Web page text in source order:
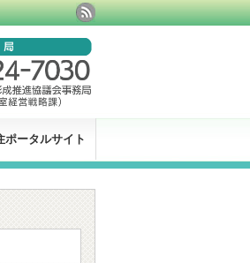
ポータルサイト